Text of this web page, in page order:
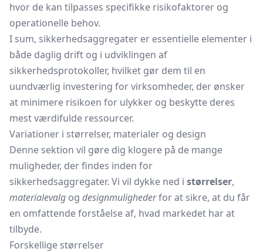
hvor de kan tilpasses specifikke risikofaktorer og
operationelle behov.
I sum, sikkerhedsaggregater er essentielle elementer i
både daglig drift og i udviklingen af
sikkerhedsprotokoller, hvilket gør dem til en
uundværlig investering for virksomheder, der ønsker
at minimere risikoen for ulykker og beskytte deres
mest værdifulde ressourcer.
Variationer i størrelser, materialer og design
Denne sektion vil gøre dig klogere på de mange
muligheder, der findes inden for
sikkerhedsaggregater. Vi vil dykke ned i størrelser,
materialevalg og designmulighederfor at sikre, at du får
en omfattende forståelse af, hvad markedet har at
tilbyde.
Forskellige størrelser